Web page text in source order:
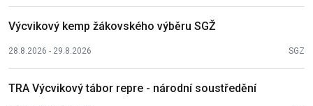
Výcvikový kemp žákovského výběru SGŽ
28.8.2026 - 29.8.2026 SGZ
TRA Výcvikový tábor repre - národní soustředění